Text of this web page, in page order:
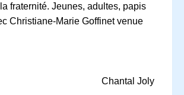
fraternité. Jeunes, adultes, papis
Christiane-Marie Goffinet venue
Chantal Joly